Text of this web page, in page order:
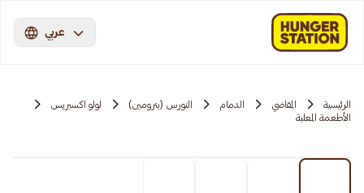
عربي
الرئيسية المقاضي الدمام النورس (بترومين)
لولو اكسبريس
الأطعمة المعلبة